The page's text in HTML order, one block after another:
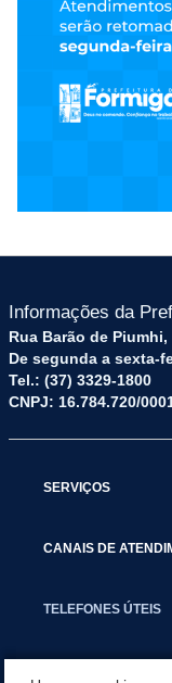
Informações da
Rua Barão de Piumhi,
De segunda a sexta-
Tel.: (37) 3329-1800
CNPJ: 16.784.720/
SERVIÇOS
CANAIS DE
TELEFONES ÚTEIS